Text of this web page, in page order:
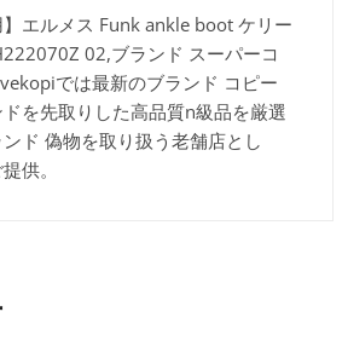
】エルメス Funk ankle boot ケリー
02,ブランド スーパーコ
では最新のブランド コピー
を先取りした高品質n級品を厳選
ド 偽物を取り扱う老舗店とし
供。